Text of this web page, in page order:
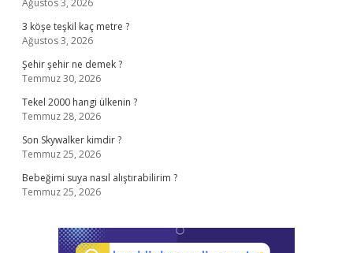
Ağustos 3, 2026
3 köşe teşkil kaç metre ?
Ağustos 3, 2026
Şehir şehir ne demek ?
Temmuz 30, 2026
Tekel 2000 hangi ülkenin ?
Temmuz 28, 2026
Son Skywalker kimdir ?
Temmuz 25, 2026
Bebeğimi suya nasıl alıştırabilirim ?
Temmuz 25, 2026